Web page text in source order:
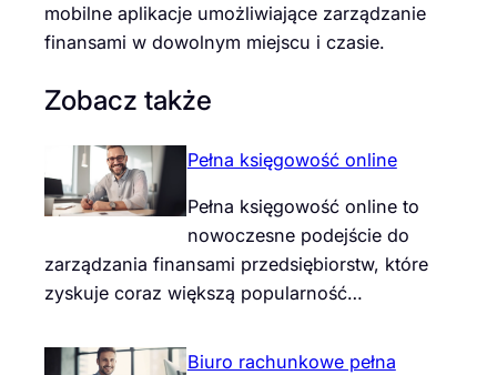
mobilne aplikacje umożliwiające zarządzanie
finansami w dowolnym miejscu i czasie.
Zobacz także
Pełna księgowość online
Pełna księgowość online to
nowoczesne podejście do
zarządzania finansami przedsiębiorstw, które
zyskuje coraz większą popularność…
Biuro rachunkowe pełna